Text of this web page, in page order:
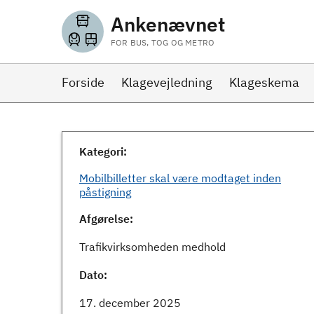
Ankenævnet
FOR BUS, TOG OG METRO
Forside Klagevejledning Klageskema
Kategori:
Mobilbilletter skal være modtaget inden
påstigning
Afgørelse:
Trafikvirksomheden medhold
Dato:
17. december 2025